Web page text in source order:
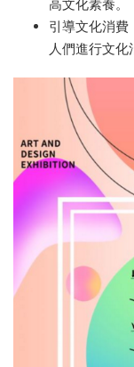
高文化素養。
引導文化消費
人們進行文化